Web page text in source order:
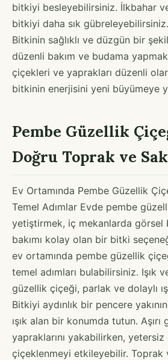
bitkiyi besleyebilirsiniz. İlkbahar
bitkiyi daha sık
Bitkinin sağlıklı ve düzgün bir
düzenli bakım ve budama
çiçekleri ve yaprakları düzenli
bitkinin enerjisini yeni büyümeye
Pembe Güzellik
Doğru Toprak ve
Ev Ortamında Pembe Güzellik
Temel Adımlar Evde pembe
yetiştirmek, iç mekanlarda görsel
bakımı kolay olan bir bitki
ev ortamında pembe güzellik
temel adımları bulabilirsiniz. Işık
güzellik çiçeği, parlak ve dolaylı
Bitkiyi aydınlık bir pencere
ışık alan bir konumda tutun. Aşırı
yapraklarını yakabilirken, yetersiz
çiçeklenmeyi etkileyebilir. Toprak